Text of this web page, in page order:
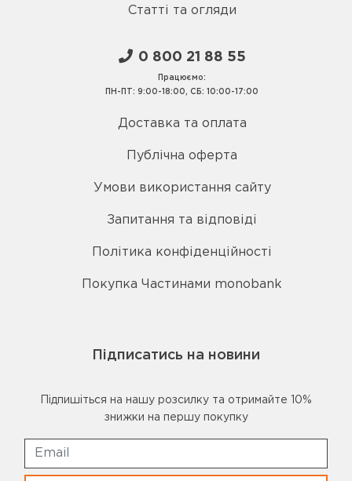
Статті та огляди
0 800 21 88 55
Працюємо:
ПН-ПТ: 9:00-18:00, СБ: 10:00-17:00
Доставка та оплата
Публічна оферта
Умови використання сайту
Запитання та відповіді
Політика конфіденційності
Покупка Частинами monobank
Підписатись на новини
Підпишіться на нашу розсилку та отримайте 10%
знижки на першу покупку